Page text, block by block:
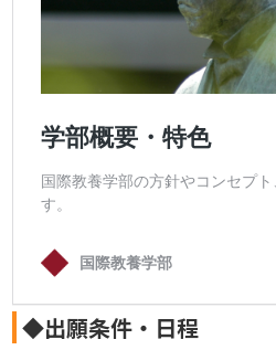
◆出願条件・日程